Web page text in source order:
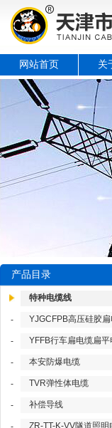
网站首页 关
产品目录
特种电缆线
- YJGCFPB高压硅胶
- YFFB行车扁电缆扁平
- 本安防爆电缆
- TVR弹性体电缆
- 补偿导线
ZR-TT-K-VV隧道照明